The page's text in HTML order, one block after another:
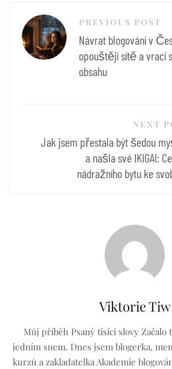
Navigace
pro
příspěvek
PREVIOUS POST
Návrat blogování v
opouštějí sítě a vrací
obsahu
NEXT
Jak jsem přestala být šedou
a našla své IKIGAI:
nádražního bytu ke
Viktorie Tiw
Můj příběh Psaný tisíci slovy Začalo
jedním snem. Dnes jsem blogerka,
kurzů a zakladatelka Akademie